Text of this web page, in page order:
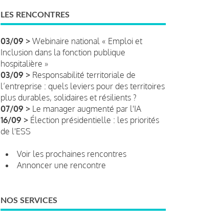
LES RENCONTRES
03/09 > Webinaire national « Emploi et
Inclusion dans la fonction publique
hospitalière »
03/09 > Responsabilité territoriale de
l’entreprise : quels leviers pour des territoires
plus durables, solidaires et résilients ?
07/09 > Le manager augmenté par l'IA
16/09 > Élection présidentielle : les priorités
de l'ESS
Voir les prochaines rencontres
Annoncer une rencontre
NOS SERVICES